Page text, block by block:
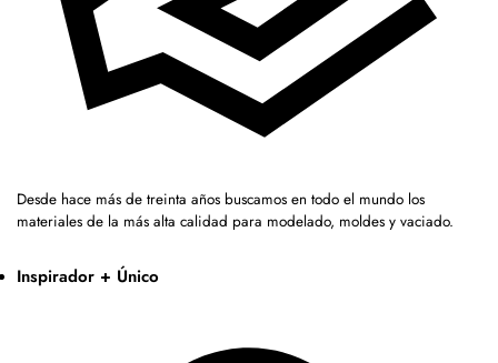
Desde hace más de treinta años buscamos en todo el mundo los
materiales de la más alta calidad para modelado, moldes y vaciado.
Inspirador + Único